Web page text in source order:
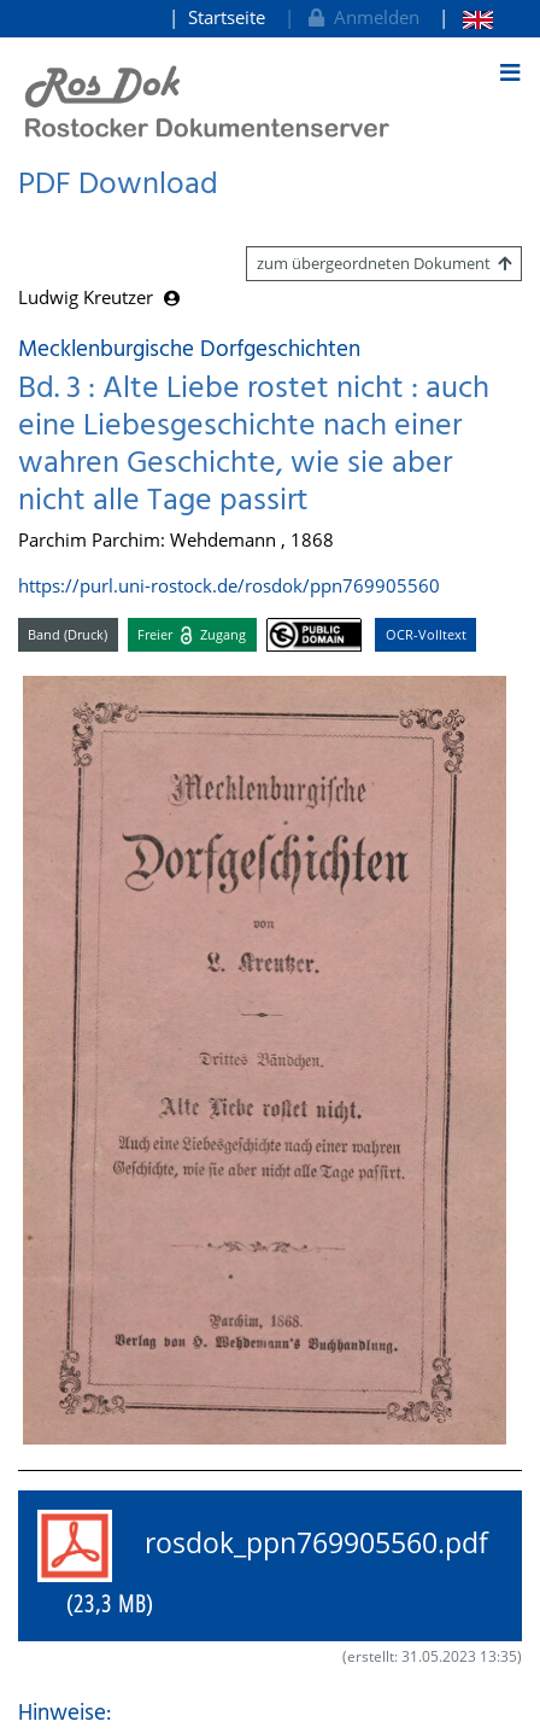
zum Inhalt
Startseite Anmelden
PDF Download
zum übergeordneten Dokument
Ludwig Kreutzer
Mecklenburgische Dorfgeschichten
Bd. 3 : Alte Liebe rostet nicht : auch
eine Liebesgeschichte nach einer
wahren Geschichte, wie sie aber
nicht alle Tage passirt
Parchim Parchim: Wehdemann , 1868
https://purl.uni-rostock.de/rosdok/ppn769905560
Band (Druck) Freier Zugang OCR-Volltext
rosdok_ppn769905560.pdf
(23,3 MB)
(erstellt: 31.05.2023 13:35)
Hinweise: